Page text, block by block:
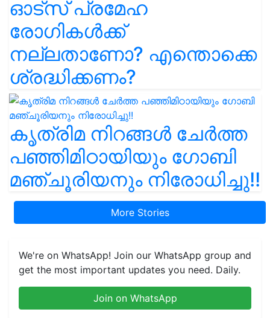
ഓട്സ് പ്രമേഹ
രോഗികൾക്ക്
നല്ലതാണോ? എന്തൊക്കെ
ശ്രദ്ധിക്കണം?
കൃത്രിമ നിറങ്ങൾ ചേർത്ത
പഞ്ഞിമിഠായിയും ഗോബി
മഞ്ചൂരിയനും നിരോധിച്ചു!!
More Stories
We're on WhatsApp! Join our WhatsApp group and
get the most important updates you need. Daily.
Join on WhatsApp